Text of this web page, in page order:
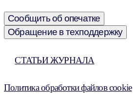
Сообщить об опечатке
Обращение в техподдержку
СТАТЬИ ЖУРНАЛА
Политика обработки файлов cookie